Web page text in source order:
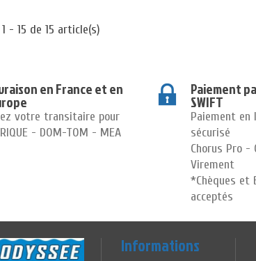
- 15 de 15 article(s)
en France et en
votre transitaire pour
- DOM-TOM - MEA
Paiement
SWIFT
Paiement en
sécurisé
Chorus Pro -
Virement
*Chèques et
acceptés
Informations